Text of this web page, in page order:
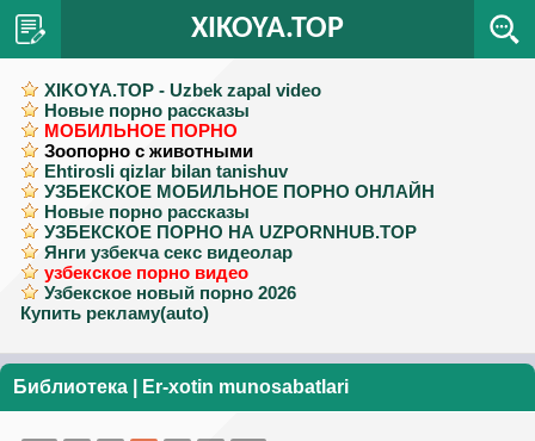
XIKOYA.TOP
XIKOYA.TOP - Uzbek zapal video
Новые порно рассказы
МОБИЛЬНОЕ ПОРНО
Зоопорно с животными
Ehtirosli qizlar bilan tanishuv
УЗБЕКСКОЕ МОБИЛЬНОЕ ПОРНО ОНЛАЙН
Новые порно рассказы
УЗБЕКСКОЕ ПОРНО НА UZPORNHUB.TOP
Янги узбекча секс видеолар
узбекское порно видео
Узбекское новый порно 2026
Купить рекламу(auto)
Библиотека Er-xotin munosabatlari